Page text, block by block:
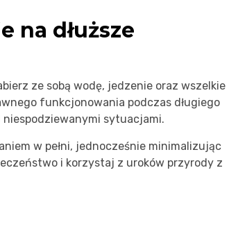
na dłuższe
ze sobą wodę, jedzenie oraz wszelkie
funkcjonowania podczas długiego
sytuacjami.
w pełni, jednocześnie minimalizując
i korzystaj z uroków przyrody z